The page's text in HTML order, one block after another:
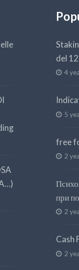
del
4
5
free
2
при
2
Cash
2